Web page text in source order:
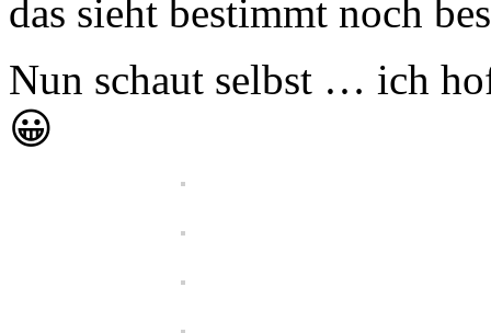
das sieht bestimmt noch
Nun schaut selbst … ich
😀